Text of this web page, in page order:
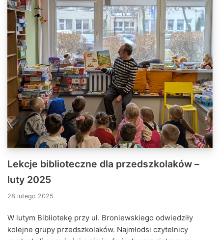
Lekcje biblioteczne dla przedszkolaków –
luty 2025
28 lutego 2025
W lutym Bibliotekę przy ul. Broniewskiego odwiedziły
kolejne grupy przedszkolaków. Najmłodsi czytelnicy